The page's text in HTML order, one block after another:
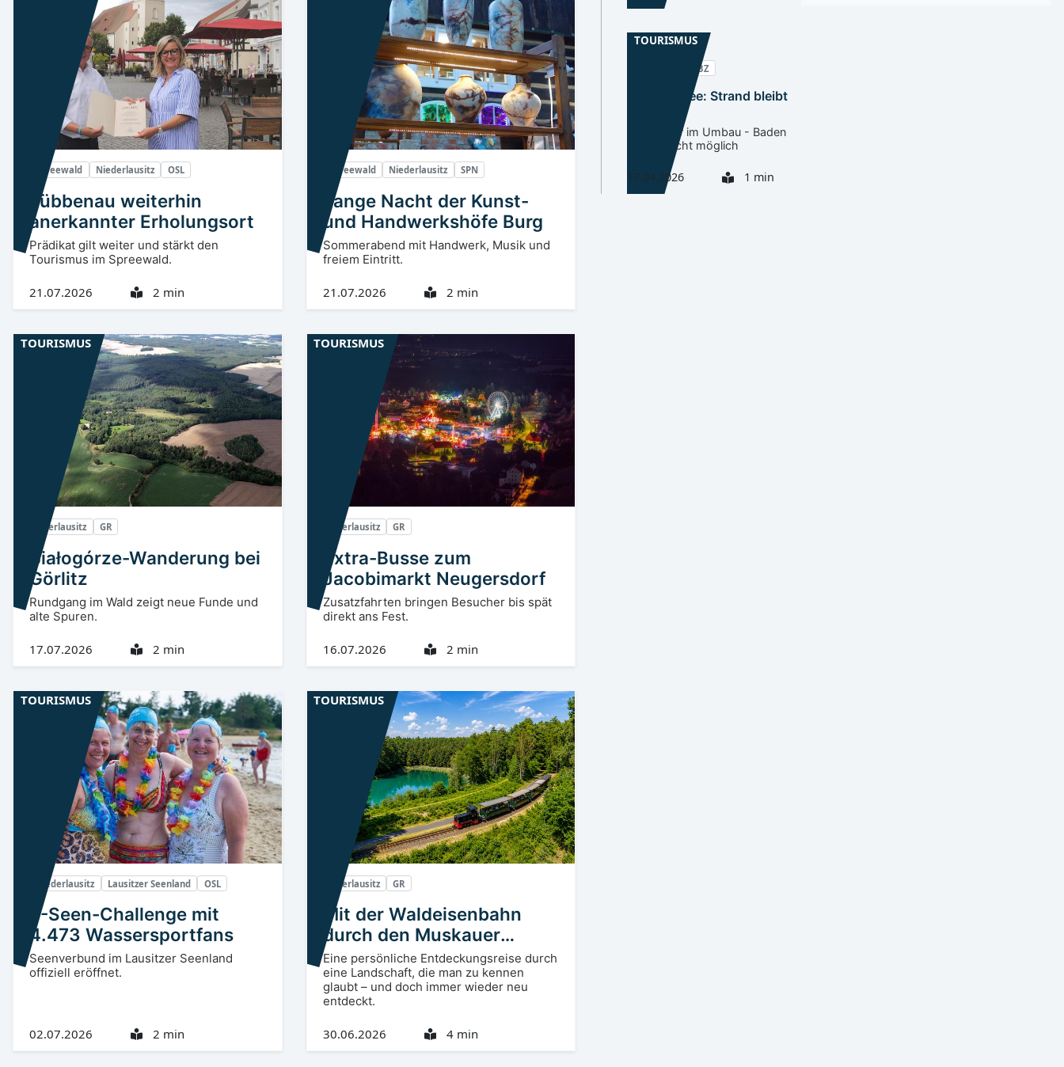
Spreewald Niederlausitz OSL
Lübbenau weiterhin
anerkannter Erholungsort
Prädikat gilt weiter und stärkt den
Tourismus im Spreewald.
21.07.2026 2 min
Spreewald Niederlausitz SPN
Lange Nacht der Kunst-
und Handwerkshöfe Burg
Sommerabend mit Handwerk, Musik und
freiem Eintritt.
21.07.2026 2 min
Oberlausitz GR
Białogórze-Wanderung bei
Görlitz
Rundgang im Wald zeigt neue Funde und
alte Spuren.
17.07.2026 2 min
TOURISMUS
Oberlausitz GR
Extra-Busse zum
Jacobimarkt Neugersdorf
Zusatzfahrten bringen Besucher bis spät
direkt ans Fest.
16.07.2026 2 min
TOURISMUS
Niederlausitz Lausitzer Seenland OSL
5-Seen-Challenge mit
4.473 Wassersportfans
Seenverbund im Lausitzer Seenland
offiziell eröffnet.
02.07.2026 2 min
TOURISMUS
Oberlausitz GR
Mit der Waldeisenbahn
durch den Muskauer
Faltenbogen
Eine persönliche Entdeckungsreise durch
eine Landschaft, die man zu kennen
glaubt – und doch immer wieder neu
entdeckt.
30.06.2026 4 min
TOURISMUS
TOURISMUS
BZ
Scheibe-See: Strand bleibt
- Westufer im Umbau - Baden
derzeit nicht möglich
17.04.2026 1 min